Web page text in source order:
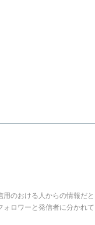
のおける人からの情報だと
ロワーと発信者に分かれて